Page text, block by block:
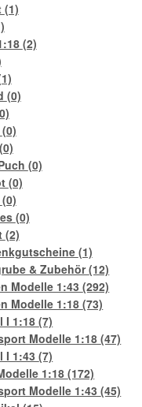
(1)
(2)
(0)
(0)
(0)
(0)
(0)
(0)
(0)
(2)
(1)
& Zubehör(12)
Modelle 1:43(292)
Modelle 1:18(73)
I 1:18(7)
Modelle 1:18(47)
I 1:43(7)
1:18(172)
Modelle 1:43(45)